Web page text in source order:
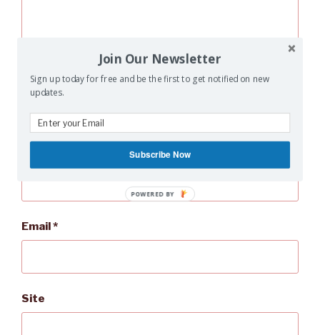
Email*
Site
Join Our Newsletter
Sign up today for free and be the first to get notified on new
updates.
Subscribe Now
POWERED BY